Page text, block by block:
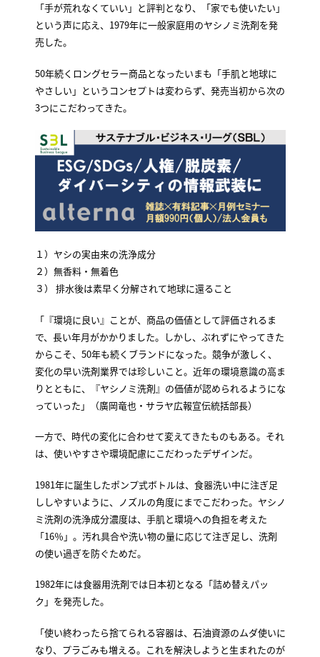
「手が荒れなくていい」と評判となり、「家でも使いたい」
という声に応え、1979年に一般家庭用のヤシノミ洗剤を発
売した。
50年続くロングセラー商品となったいまも「手肌と地球に
やさしい」というコンセプトは変わらず、発売当初から次の
3つにこだわってきた。
１）ヤシの実由来の洗浄成分
２）無香料・無着色
３） 排水後は素早く分解されて地球に還ること
「『環境に良い』ことが、商品の価値として評価されるま
で、長い年月がかかりました。しかし、ぶれずにやってきた
からこそ、50年も続くブランドになった。競争が激しく、
変化の早い洗剤業界では珍しいこと。近年の環境意識の高ま
りとともに、『ヤシノミ洗剤』の価値が認められるようにな
っていった」（廣岡竜也・サラヤ広報宣伝統括部長）
一方で、時代の変化に合わせて変えてきたものもある。それ
は、使いやすさや環境配慮にこだわったデザインだ。
1981年に誕生したポンプ式ボトルは、食器洗い中に注ぎ足
ししやすいように、ノズルの角度にまでこだわった。ヤシノ
ミ洗剤の洗浄成分濃度は、手肌と環境への負担を考えた
「16％」。汚れ具合や洗い物の量に応じて注ぎ足し、洗剤
の使い過ぎを防ぐためだ。
1982年には食器用洗剤では日本初となる「詰め替えパッ
ク」を発売した。
「使い終わったら捨てられる容器は、石油資源のムダ使いに
なり、プラごみも増える。これを解決しようと生まれたのが